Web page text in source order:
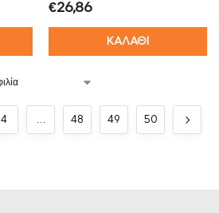
€26,86
ΚΑΛΑΘΙ
4 48 49 50